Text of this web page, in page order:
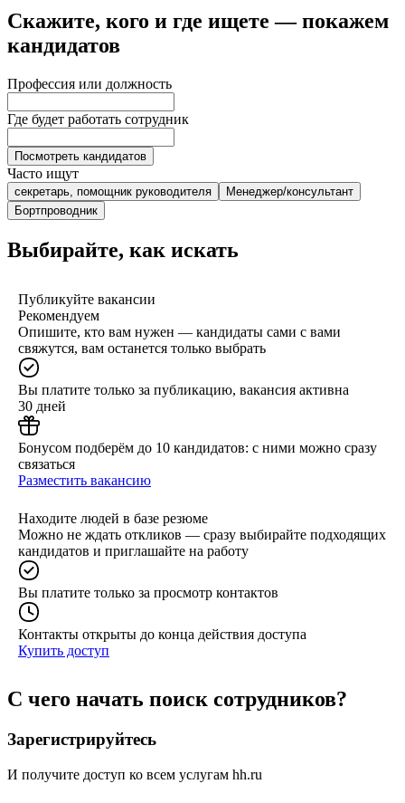
Скажите, кого и где ищете — покажем
кандидатов
Профессия или должность
Где будет работать сотрудник
Посмотреть кандидатов
Часто ищут
секретарь, помощник руководителя
Менеджер/консультант
Бортпроводник
Выбирайте, как искать
Публикуйте вакансии
Рекомендуем
Опишите, кто вам нужен — кандидаты сами с вами
свяжутся, вам останется только выбрать
Вы платите только за публикацию, вакансия активна
30 дней
Бонусом подберём до 10 кандидатов: с ними можно сразу
связаться
Разместить вакансию
Находите людей в базе резюме
Можно не ждать откликов — сразу выбирайте подходящих
кандидатов и приглашайте на работу
Вы платите только за просмотр контактов
Контакты открыты до конца действия доступа
Купить доступ
С чего начать поиск сотрудников?
Зарегистрируйтесь
И получите доступ ко всем услугам hh.ru